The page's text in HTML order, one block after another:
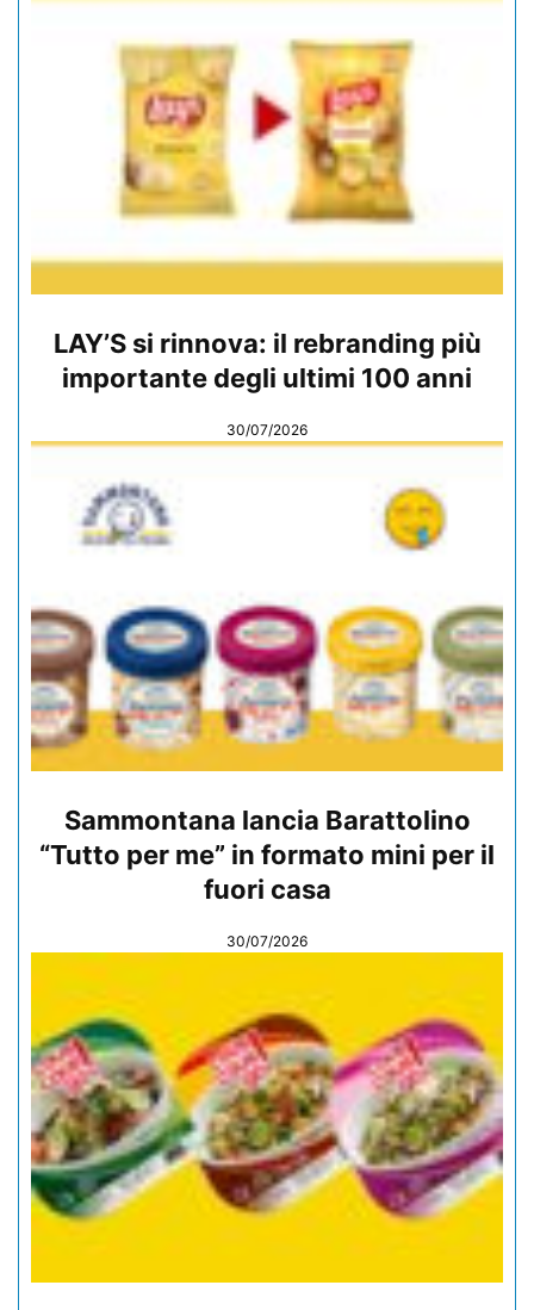
LAY’S si rinnova: il rebranding più
importante degli ultimi 100 anni
30/07/2026
Sammontana lancia Barattolino
“Tutto per me” in formato mini per il
fuori casa
30/07/2026